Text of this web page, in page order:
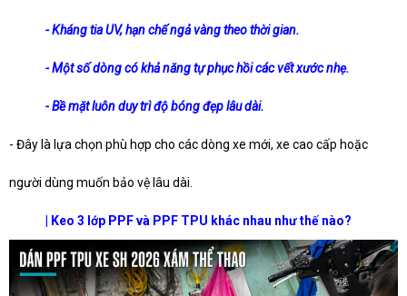
- Kháng tia UV, hạn chế ngả vàng theo thời gian.
- Một số dòng có khả năng tự phục hồi các vết xước nhẹ.
- Bề mặt luôn duy trì độ bóng đẹp lâu dài.
- Đây là lựa chọn phù hợp cho các dòng xe mới, xe cao cấp hoặc
người dùng muốn bảo vệ lâu dài.
| Keo 3 lớp PPF và PPF TPU khác nhau như thế nào?